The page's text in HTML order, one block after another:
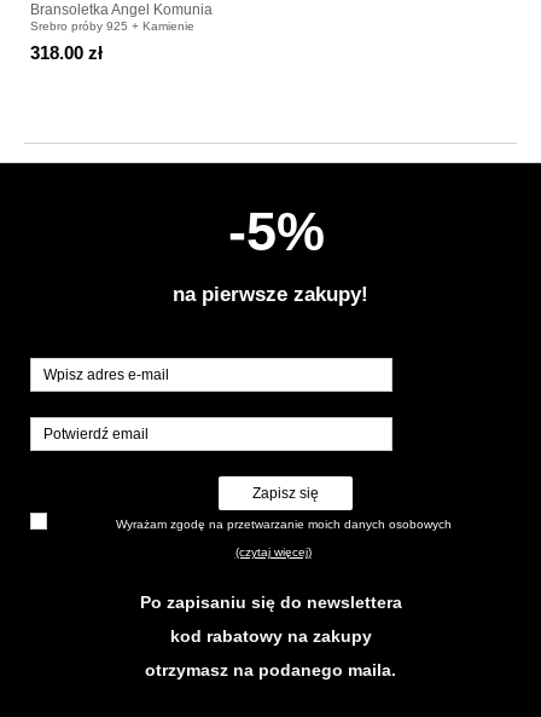
Bransoletka Angel Komunia
Srebro próby 925 + Kamienie
318.00 zł
-5%
na pierwsze zakupy!
Zapisz się
Wyrażam zgodę na przetwarzanie moich danych osobowych
(czytaj więcej)
Po zapisaniu się do newslettera
kod rabatowy na zakupy
otrzymasz na podanego maila.